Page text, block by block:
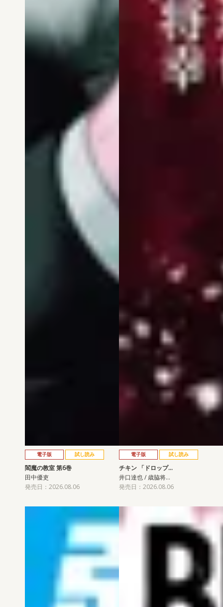
電子版 試し読み
閻魔の教室 第6巻
田中優吏
発売日：2026.08.06
電子版 試し読み
チキン 「ドロップ…
井口達也 / 歳脇将…
発売日：2026.08.06